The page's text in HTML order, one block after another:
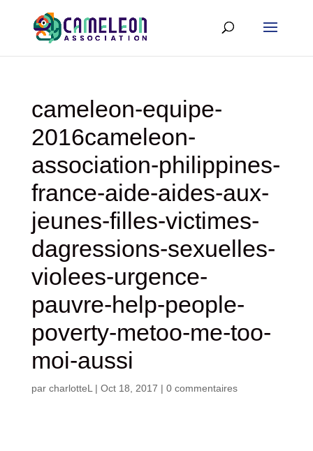
cameleon-equipe-
2016cameleon-
association-philippines-
france-aide-aides-aux-
jeunes-filles-victimes-
dagressions-sexuelles-
violees-urgence-
pauvre-help-people-
poverty-metoo-me-too-
moi-aussi
par charlotteL | Oct 18, 2017 | 0 commentaires